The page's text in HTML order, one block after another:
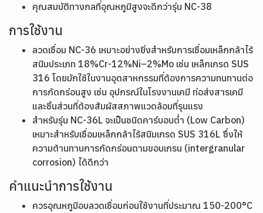
คุณสมบัติทางกลที่อุณหภูมิสูงจะดีกว่ารุ่น NC-38
การใช้งาน
ลวดเชื่อม NC-36 เหมาะอย่างยิ่งสำหรับการเชื่อมเหล็กกล้าไร้
สนิมประเภท 18%Cr-12%Ni–2%Mo เช่น เหล็กเกรด SUS
316 โดยมักใช้ในงานอุตสาหกรรมที่ต้องการความทนทานต่อ
การกัดกร่อนสูง เช่น อุปกรณ์ในโรงงานเคมี ท่อส่งสารเคมี
และชิ้นส่วนที่ต้องสัมผัสสภาพแวดล้อมที่รุนแรง
สำหรับรุ่น NC-36L จะเป็นชนิดคาร์บอนต่ำ (Low Carbon)
เหมาะสำหรับเชื่อมเหล็กกล้าไร้สนิมเกรด SUS 316L ซึ่งให้
ความต้านทานการกัดกร่อนตามขอบเกรน (intergranular
corrosion) ได้ดีกว่า
คำแนะนำการใช้งาน
ควรอุณหภูมิอบลวดเชื่อมก่อนใช้งานที่ประมาณ 150-200°C